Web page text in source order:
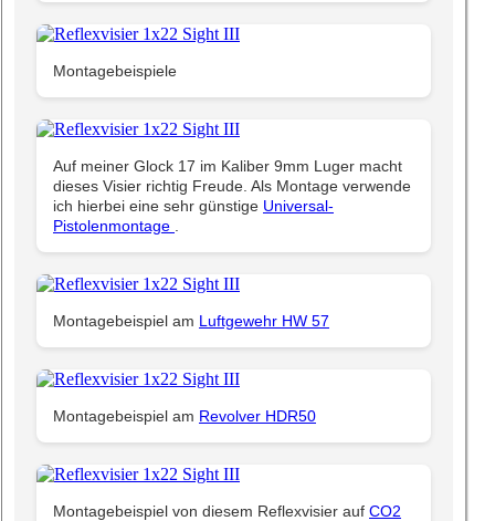
Montagebeispiele
Auf meiner Glock 17 im Kaliber 9mm Luger macht
dieses Visier richtig Freude. Als Montage verwende
ich hierbei eine sehr günstige Universal-
Pistolenmontage
Montagebeispiel am Luftgewehr HW 57
Montagebeispiel am Revolver HDR50
Montagebeispiel von diesem Reflexvisier auf CO2